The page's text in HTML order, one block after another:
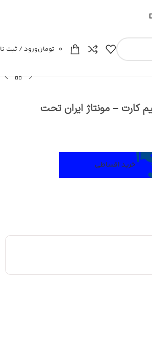
0 تومانورود / ثبت
نوکیا مدل 130 2023 دو سیم‌ کارت – مونتاژ ایران تحت
خرید اقساطی